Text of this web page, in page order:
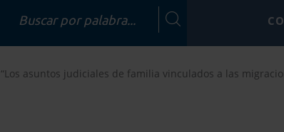
“Los asuntos judiciales de familia vinculados a las